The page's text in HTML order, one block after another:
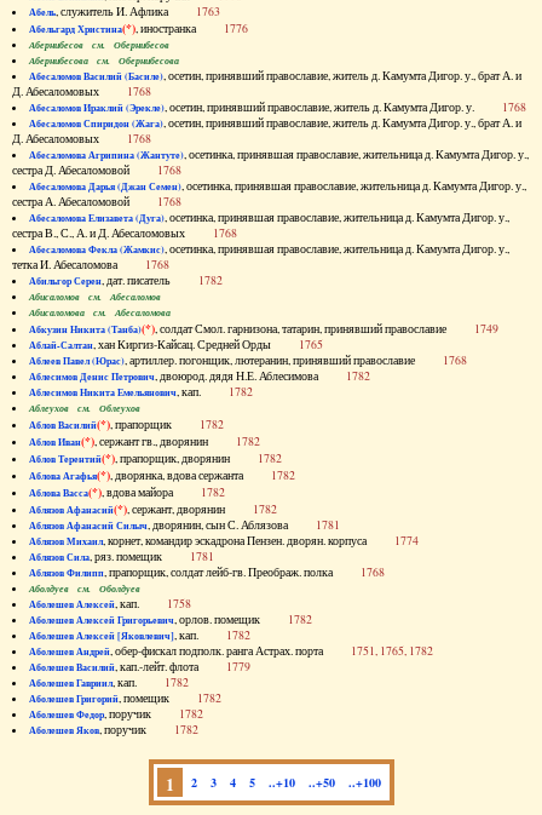
Абель, служитель И. Афлика 1763
Абельгард Христина(*), иностранка 1776
Абернибесов см. Обернибесов
Абернибесова см. Обернибесова
Абесаломов Василий (Басиле), осетин, принявший православие, житель д. Камумта Дигор. у., брат А. и
Д. Абесаломовых 1768
Абесаломов Ираклий (Эрекле), осетин, принявший православие, житель д. Камумта Дигор. у. 1768
Абесаломов Спиридон (Жага), осетин, принявший православие, житель д. Камумта Дигор. у., брат А. и
Д. Абесаломовых 1768
Абесаломова Агрипина (Жантуте), осетинка, принявшая православие, жительница д. Камумта Дигор. у.,
сестра Д. Абесаломовой 1768
Абесаломова Дарья (Джан Семен), осетинка, принявшая православие, жительница д. Камумта Дигор. у.,
сестра А. Абесаломовой 1768
Абесаломова Елизавета (Дуга), осетинка, принявшая православие, жительница д. Камумта Дигор. у.,
сестра В., С., А. и Д. Абесаломовых 1768
Абесаломова Фекла (Жамкис), осетинка, принявшая православие, жительница д. Камумта Дигор. у.,
тетка И. Абесаломова 1768
Абильгор Серен, дат. писатель 1782
Абисаломов см. Абесаломов
Абисаломова см. Абесаломова
Абкузин Никита (Танба)(*), солдат Смол. гарнизона, татарин, принявший православие 1749
Аблай-Салтан, хан Киргиз-Кайсац. Средней Орды 1765
Аблеев Павел (Юрас), артиллер. погонщик, лютеранин, принявший православие 1768
Аблесимов Денис Петрович, двоюрод. дядя Н.Е. Аблесимова 1782
Аблесимов Никита Емельянович, кап. 1782
Аблеухов см. Облеухов
Аблов Василий(*), прапорщик 1782
Аблов Иван(*), сержант гв., дворянин 1782
Аблов Терентий(*), прапорщик, дворянин 1782
Аблова Агафья(*), дворянка, вдова сержанта 1782
Аблова Васса(*), вдова майора 1782
Аблязов Афанасий(*), сержант, дворянин 1782
Аблязов Афанасий Силыч, дворянин, сын С. Аблязова 1781
Аблязов Михаил, корнет, командир эскадрона Пензен. дворян. корпуса 1774
Аблязов Сила, ряз. помещик 1781
Аблязов Филипп, прапорщик, солдат лейб-гв. Преображ. полка 1768
Аболдуев см. Оболдуев
Аболешев Алексей, кап. 1758
Аболешев Алексей Григорьевич, орлов. помещик 1782
Аболешев Алексей [Яковлевич], кап. 1782
Аболешев Андрей, обер-фискал подполк. ранга Астрах. порта 1751, 1765, 1782
Аболешев Василий, кап.-лейт. флота 1779
Аболешев Гавриил, кап. 1782
Аболешев Григорий, помещик 1782
Аболешев Федор, поручик 1782
Аболешев Яков, поручик 1782
1 2 3 4 5 ..+10 ..+50 ..+100